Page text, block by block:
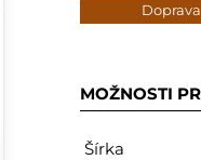
MOŽNOSTI
Šírka